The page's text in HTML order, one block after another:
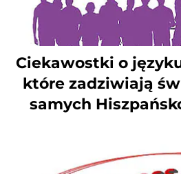
Ciekawostki o
które zadziwiają
samych